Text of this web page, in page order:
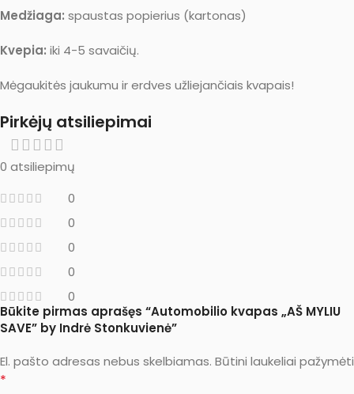
Medžiaga: spaustas popierius (kartonas)
Kvepia: iki 4-5 savaičių.
Mėgaukitės jaukumu ir erdves užliejančiais kvapais!
Pirkėjų atsiliepimai
0 atsiliepimų
0
0
0
0
0
Būkite pirmas aprašęs “Automobilio kvapas „AŠ MYLIU
SAVE” by Indrė Stonkuvienė”
El. pašto adresas nebus skelbiamas. Būtini laukeliai pažymėti
*